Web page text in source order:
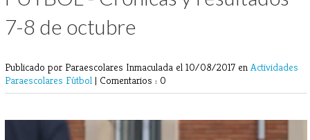
7-8 de octubre
Publicado por Paraescolares Inmaculada el 10/08/2017 en Actividades
Paraescolares Fútbol | Comentarios : 0